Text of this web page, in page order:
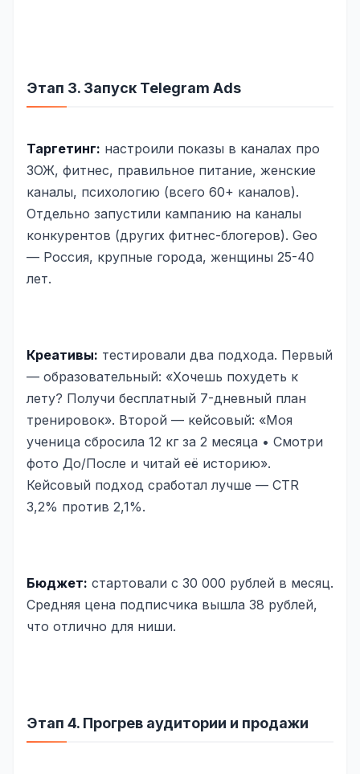
Этап 3. Запуск Telegram Ads
Таргетинг: настроили показы в каналах про
ЗОЖ, фитнес, правильное питание, женские
каналы, психологию (всего 60+ каналов).
Отдельно запустили кампанию на каналы
конкурентов (других фитнес-блогеров). Geo
— Россия, крупные города, женщины 25-40
лет.
Креативы: тестировали два подхода. Первый
— образовательный: «Хочешь похудеть к
лету? Получи бесплатный 7-дневный план
тренировок». Второй — кейсовый: «Моя
ученица сбросила 12 кг за 2 месяца • Смотри
фото До/После и читай её историю».
Кейсовый подход сработал лучше — CTR
3,2% против 2,1%.
Бюджет: стартовали с 30 000 рублей в месяц.
Средняя цена подписчика вышла 38 рублей,
что отлично для ниши.
Этап 4. Прогрев аудитории и продажи